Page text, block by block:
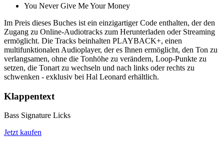
You Never Give Me Your Money
Im Preis dieses Buches ist ein einzigartiger Code enthalten, der den
Zugang zu Online-Audiotracks zum Herunterladen oder Streaming
ermöglicht. Die Tracks beinhalten PLAYBACK+, einen
multifunktionalen Audioplayer, der es Ihnen ermöglicht, den Ton zu
verlangsamen, ohne die Tonhöhe zu verändern, Loop-Punkte zu
setzen, die Tonart zu wechseln und nach links oder rechts zu
schwenken - exklusiv bei Hal Leonard erhältlich.
Klappentext
Bass Signature Licks
Jetzt kaufen